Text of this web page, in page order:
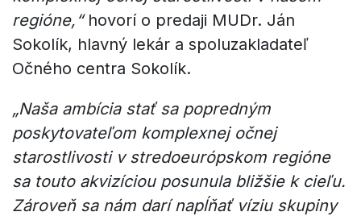
regióne,“hovorí o predaji MUDr. Ján
Sokolík, hlavný lekár a spoluzakladateľ
Očného centra Sokolík.
„Naša ambícia stať sa popredným
poskytovateľom komplexnej očnej
starostlivosti v stredoeurópskom regióne
sa touto akvizíciou posunula bližšie k cieľu.
Zároveň sa nám darí napĺňať víziu skupiny